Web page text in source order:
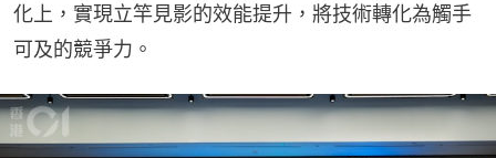
化上，實現立竿見影的效能提升，將技術轉化為觸手
可及的競爭力。